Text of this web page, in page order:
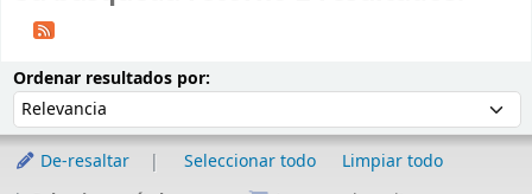
Ordenar resultados por:
De-resaltar Seleccionar todo
Limpiar todo